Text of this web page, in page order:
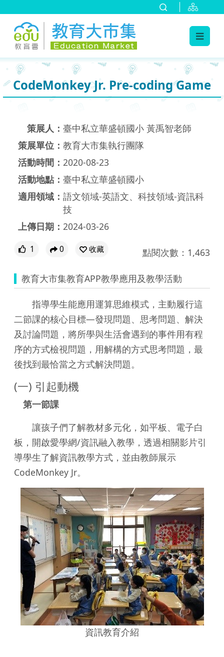
::: CodeMonkey Jr. Pre-coding Game
策展人： 臺中私立華盛頓國小 黃禹智老師
策展單位： 教育大市集執行團隊
活動時間： 2020-08-23
活動地點： 臺中私立華盛頓國小
適用領域： 語文領域-英語文、科技領域-資訊科
技
上傳日期： 2024-03-26
1 0 收藏 點閱次數：1,463
教育大市集教育APP教學應用及教學活動
指導學生能應用運算思維模式，主動履行這
二節課的核心目標—發現問題、思考問題、解決
及討論問題，將所學與生活會遇到的事件用有程
序的方式檢視問題，用解構的方式思考問題，最
後找到最恰當之方式解決問題。
(一) 引起動機
第一節課
讓孩子們了解教材多元化，如平板、電子白
板，開啟愛學網/資訊融入教學，透過相關影片引
導學生了解資訊教學方式，並由教師展示
CodeMonkey Jr。
資訊教育介紹